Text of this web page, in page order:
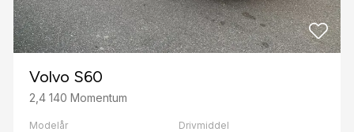
Volvo S60
2,4 140 Momentum
Modelår Drivmiddel